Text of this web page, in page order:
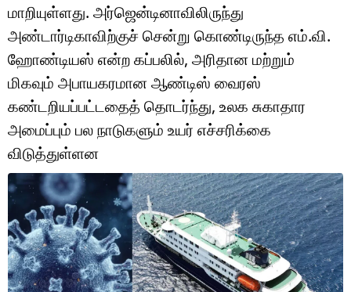
லைஃப்ஸ்டைல்
வணிகம்
டெக்னாலஜி
ஆன்மீகம்
வைரல்
ஹெஃல்த்
ஷார்ட் வீடியோஸ்
வலை கதைகள்
மாறியுள்ளது. அர்ஜென்டினாவிலிருந்து
அண்டார்டிகாவிற்குச் சென்று கொண்டிருந்த எம்.வி.
ஹோண்டியஸ் என்ற கப்பலில், அரிதான மற்றும்
மிகவும் அபாயகரமான ஆண்டிஸ் வைரஸ்
கண்டறியப்பட்டதைத் தொடர்ந்து, உலக சுகாதார
அமைப்பும் பல நாடுகளும் உயர் எச்சரிக்கை
விடுத்துள்ளன